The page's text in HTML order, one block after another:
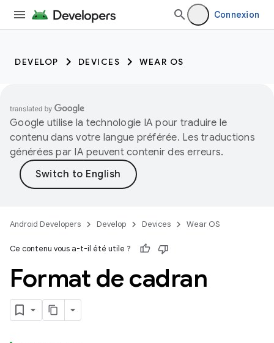
Connexion
DEVELOP DEVICES WEAR OS
Google utilise la technologie IA pour traduire le
contenu dans votre langue préférée. Les traductions
générées par IA peuvent contenir des erreurs.
Android Developers Develop Devices Wear OS
Ce contenu vous a-t-il été utile ?
Format de cadran